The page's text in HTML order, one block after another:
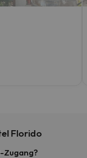
Florido
Zugang?